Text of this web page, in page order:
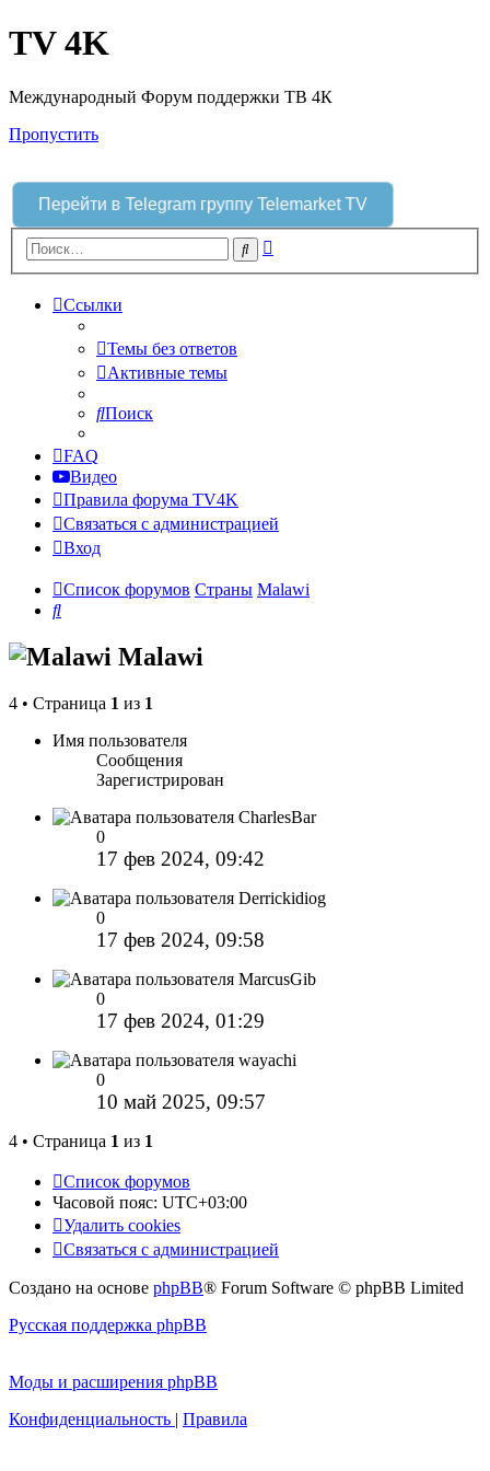
TV 4K
Международный Форум поддержки ТВ 4К
Пропустить
Перейти в Telegram группу Telemarket TV
Поиск
Ссылки
Темы без ответов
Активные темы
Поиск
FAQ
Видео
Правила форума TV4K
Связаться с администрацией
Вход
Список форумов Страны Malawi
Поиск
Malawi
4 • Страница 1 из 1
Имя пользователя
Сообщения
Зарегистрирован
CharlesBar
0
17 фев 2024, 09:42
Derrickidiog
0
17 фев 2024, 09:58
MarcusGib
0
17 фев 2024, 01:29
wayachi
0
10 май 2025, 09:57
4 • Страница 1 из 1
Список форумов
Часовой пояс: UTC+03:00
Удалить cookies
Связаться с администрацией
Создано на основе phpBB® Forum Software © phpBB Limited
Русская поддержка phpBB
Моды и расширения phpBB
Конфиденциальность | Правила